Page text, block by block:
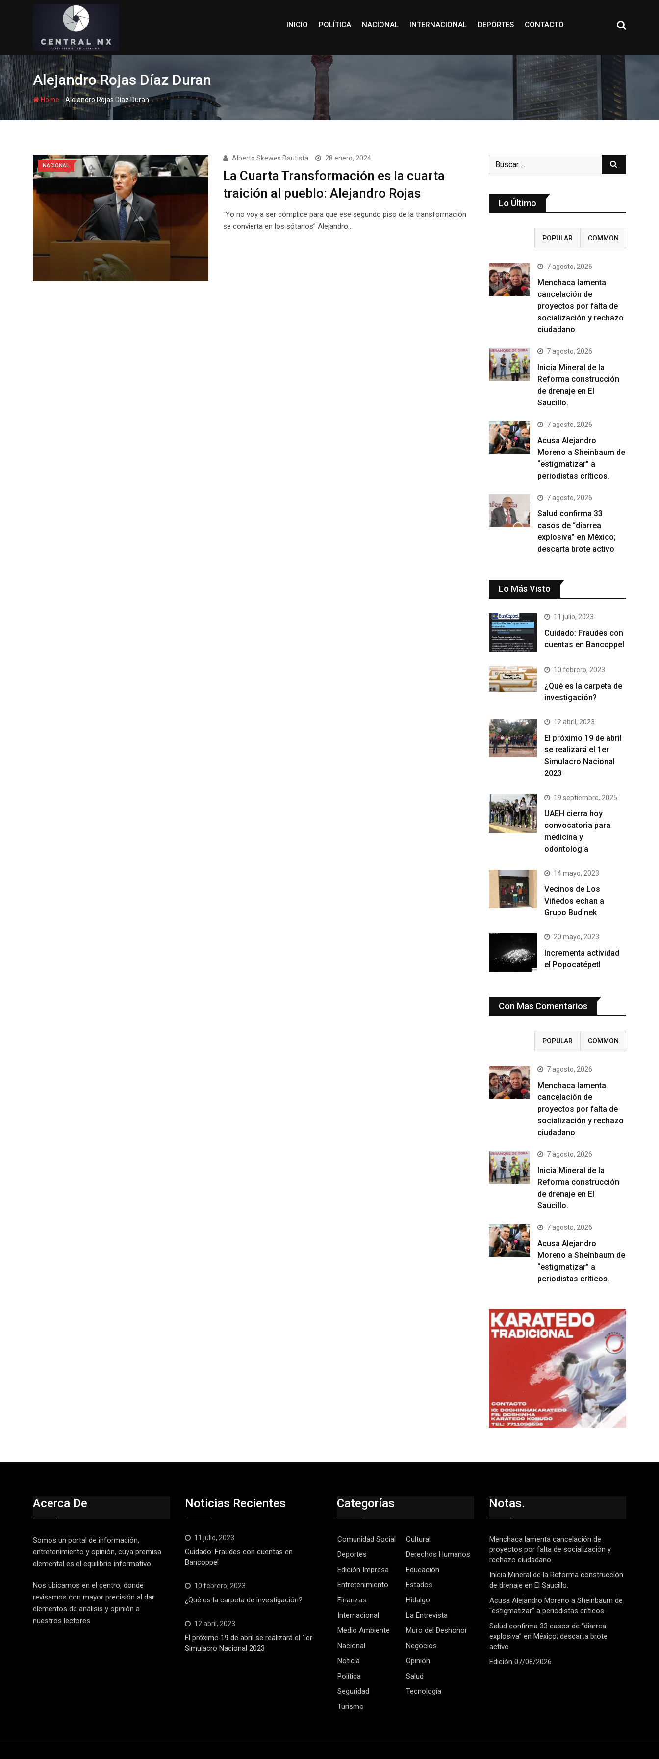
INICIO POLÍTICA NACIONAL INTERNACIONAL DEPORTES CONTACTO
Alejandro Rojas Díaz Duran
Home -Alejandro Rojas Díaz Duran
NACIONAL
Alberto Skewes Bautista 28 enero, 2024
La Cuarta Transformación es la cuarta
traición al pueblo: Alejandro Rojas
“Yo no voy a ser cómplice para que ese segundo piso de la transformación
se convierta en los sótanos” Alejandro…
Lo Último
POPULAR COMMON
7 agosto, 2026
Menchaca lamenta
cancelación de
proyectos por falta de
socialización y rechazo
ciudadano
7 agosto, 2026
Inicia Mineral de la
Reforma construcción
de drenaje en El
Saucillo.
7 agosto, 2026
Acusa Alejandro
Moreno a Sheinbaum de
“estigmatizar” a
periodistas críticos.
7 agosto, 2026
Salud confirma 33
casos de “diarrea
explosiva” en México;
descarta brote activo
Lo Más Visto
11 julio, 2023
Cuidado: Fraudes con
cuentas en Bancoppel
10 febrero, 2023
¿Qué es la carpeta de
investigación?
12 abril, 2023
El próximo 19 de abril
se realizará el 1er
Simulacro Nacional
2023
19 septiembre, 2025
UAEH cierra hoy
convocatoria para
medicina y
odontología
14 mayo, 2023
Vecinos de Los
Viñedos echan a
Grupo Budinek
20 mayo, 2023
Incrementa actividad
el Popocatépetl
Con Mas Comentarios
POPULAR COMMON
7 agosto, 2026
Menchaca lamenta
cancelación de
proyectos por falta de
socialización y rechazo
ciudadano
7 agosto, 2026
Inicia Mineral de la
Reforma construcción
de drenaje en El
Saucillo.
7 agosto, 2026
Acusa Alejandro
Moreno a Sheinbaum de
“estigmatizar” a
periodistas críticos.
Acerca De
Somos un portal de información,
entretenimiento y opinión, cuya premisa
elemental es el equilibrio informativo.
Nos ubicamos en el centro, donde
revisamos con mayor precisión al dar
elementos de análisis y opinión a
nuestros lectores
Noticias Recientes
11 julio, 2023
Cuidado: Fraudes con cuentas en
Bancoppel
10 febrero, 2023
¿Qué es la carpeta de investigación?
12 abril, 2023
El próximo 19 de abril se realizará el 1er
Simulacro Nacional 2023
Categorías
Comunidad Social
Cultural
Deportes
Derechos Humanos
Edición Impresa
Educación
Entretenimiento
Estados
Finanzas
Hidalgo
Internacional
La Entrevista
Medio Ambiente
Muro del Deshonor
Nacional
Negocios
Noticia
Opinión
Política
Salud
Seguridad
Tecnología
Turismo
Notas.
Menchaca lamenta cancelación de
proyectos por falta de socialización y
rechazo ciudadano
Inicia Mineral de la Reforma construcción
de drenaje en El Saucillo.
Acusa Alejandro Moreno a Sheinbaum de
“estigmatizar” a periodistas críticos.
Salud confirma 33 casos de “diarrea
explosiva” en México; descarta brote
activo
Edición 07/08/2026